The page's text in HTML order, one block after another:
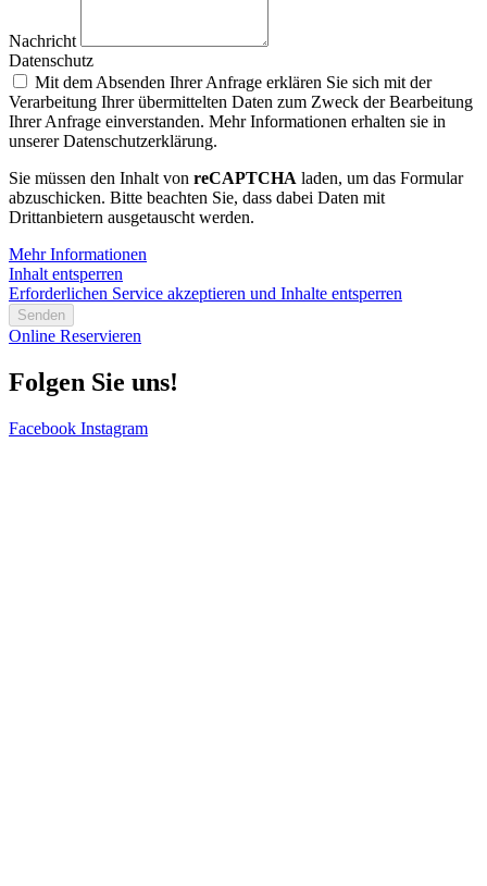
Nachricht
Datenschutz
Mit dem Absenden Ihrer Anfrage erklären Sie sich mit der
Verarbeitung Ihrer übermittelten Daten zum Zweck der Bearbeitung
Ihrer Anfrage einverstanden. Mehr Informationen erhalten sie in
unserer Datenschutzerklärung.
Sie müssen den Inhalt von reCAPTCHA laden, um das Formular
abzuschicken. Bitte beachten Sie, dass dabei Daten mit
Drittanbietern ausgetauscht werden.
Mehr Informationen
Inhalt entsperren
Erforderlichen Service akzeptieren und Inhalte entsperren
Senden
Online Reservieren
Folgen Sie uns!
Facebook Instagram